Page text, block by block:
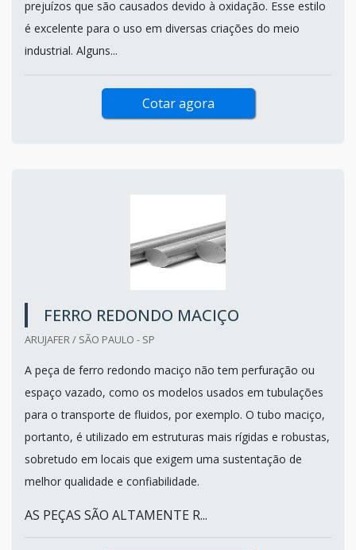
prejuízos que são causados devido à oxidação. Esse estilo
é excelente para o uso em diversas criações do meio
industrial. Alguns...
Cotar agora
FERRO REDONDO MACIÇO
ARUJAFER / SÃO PAULO - SP
A peça de ferro redondo maciço não tem perfuração ou
espaço vazado, como os modelos usados em tubulações
para o transporte de fluidos, por exemplo. O tubo maciço,
portanto, é utilizado em estruturas mais rígidas e robustas,
sobretudo em locais que exigem uma sustentação de
melhor qualidade e confiabilidade.
AS PEÇAS SÃO ALTAMENTE R...